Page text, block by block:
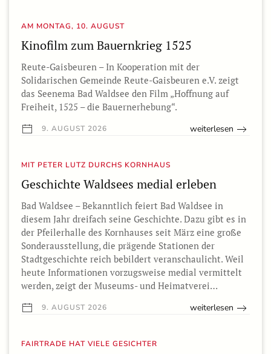
AM MONTAG, 10. AUGUST
Kinofilm zum Bauernkrieg 1525
Reute-Gaisbeuren – In Kooperation mit der
Solidarischen Gemeinde Reute-Gaisbeuren e.V. zeigt
das Seenema Bad Waldsee den Film „Hoffnung auf
Freiheit, 1525 – die Bauernerhebung“.
9. AUGUST 2026 weiterlesen
MIT PETER LUTZ DURCHS KORNHAUS
Geschichte Waldsees medial erleben
Bad Waldsee – Bekanntlich feiert Bad Waldsee in
diesem Jahr dreifach seine Geschichte. Dazu gibt es in
der Pfeilerhalle des Kornhauses seit März eine große
Sonderausstellung, die prägende Stationen der
Stadtgeschichte reich bebildert veranschaulicht. Weil
heute Informationen vorzugsweise medial vermittelt
werden, zeigt der Museums- und Heimatverei…
9. AUGUST 2026 weiterlesen
FAIRTRADE HAT VIELE GESICHTER